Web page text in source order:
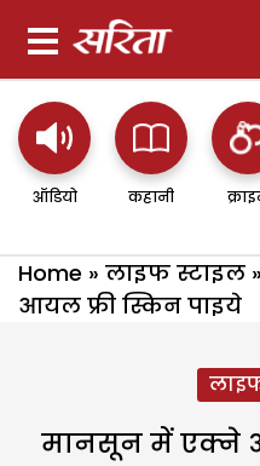
ऑडियो कहानी
Home » लाइफ स्टाइल »
आयल फ्री स्किन पाइये
मानसून में एक्ने